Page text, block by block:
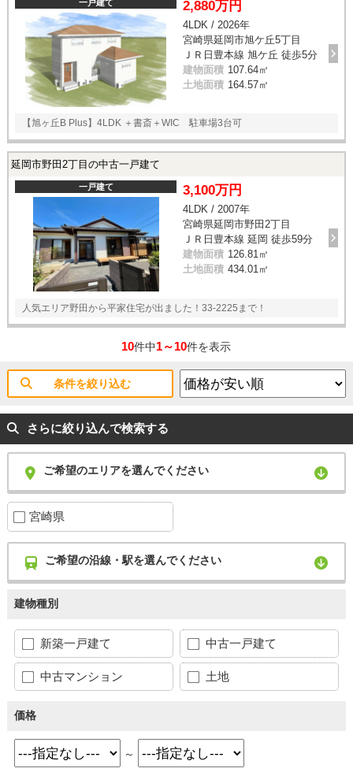
一戸建て 2,880万円
4LDK / 2026年
宮崎県延岡市旭ケ丘5丁目
ＪＲ日豊本線 旭ケ丘 徒歩5分
建物面積 107.64㎡
土地面積 164.57㎡
【旭ヶ丘B Plus】4LDK ＋書斎＋WIC 駐車場3台可
延岡市野田2丁目の中古一戸建て
一戸建て 3,100万円
4LDK / 2007年
宮崎県延岡市野田2丁目
ＪＲ日豊本線 延岡 徒歩59分
建物面積 126.81㎡
土地面積 434.01㎡
人気エリア野田から平家住宅が出ました！33-2225まで！
10件中1～10件を表示
条件を絞り込む
さらに絞り込んで検索する
ご希望のエリアを選んでください
宮崎県
ご希望の沿線・駅を選んでください
建物種別
新築一戸建て 中古一戸建て
中古マンション 土地
価格
～